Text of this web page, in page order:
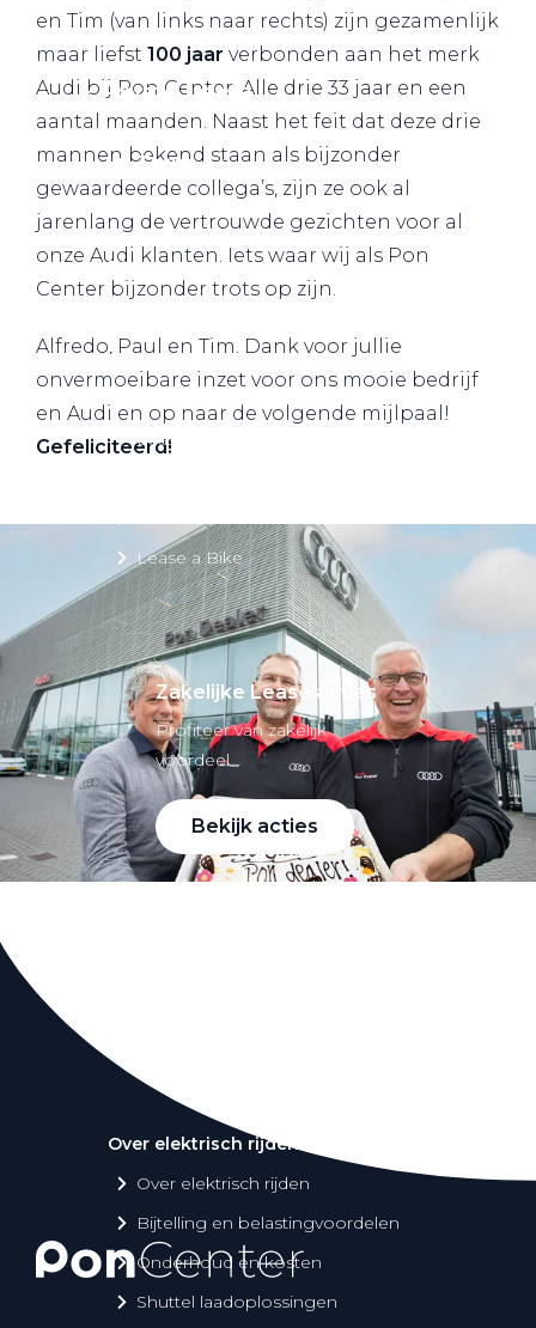
Private Lease
Terug
Direct naar
Website Pon Center Zakelijk
Zakelijke oplossingen
Lease aanbod
Leasevormen
Lease a Bike
Zakelijke Lease acties
Profiteer van zakelijk
voordeel
Bekijk acties
Over elektrisch rijden
Over elektrisch rijden
Bijtelling en belastingvoordelen
Onderhoud en kosten
Shuttel laadoplossingen
en Tim (van links naar rechts) zijn gezamenlijk
maar liefst 100 jaar verbonden aan het merk
Audi bij Pon Center. Alle drie 33 jaar en een
aantal maanden. Naast het feit dat deze drie
mannen bekend staan als bijzonder
gewaardeerde collega’s, zijn ze ook al
jarenlang de vertrouwde gezichten voor al
onze Audi klanten. Iets waar wij als Pon
Center bijzonder trots op zijn.
Alfredo, Paul en Tim. Dank voor jullie
onvermoeibare inzet voor ons mooie bedrijf
en Audi en op naar de volgende mijlpaal!
Gefeliciteerd!